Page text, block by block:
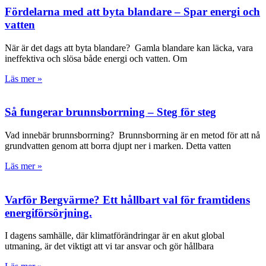
Fördelarna med att byta blandare – Spar energi och
vatten
När är det dags att byta blandare? Gamla blandare kan läcka, vara
ineffektiva och slösa både energi och vatten. Om
Läs mer »
Så fungerar brunnsborrning – Steg för steg
Vad innebär brunnsborrning? Brunnsborrning är en metod för att nå
grundvatten genom att borra djupt ner i marken. Detta vatten
Läs mer »
Varför Bergvärme? Ett hållbart val för framtidens
energiförsörjning.
I dagens samhälle, där klimatförändringar är en akut global
utmaning, är det viktigt att vi tar ansvar och gör hållbara